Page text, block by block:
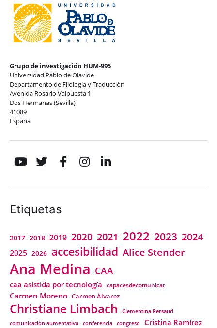
Grupo de investigación HUM-995
Universidad Pablo de Olavide
Departamento de Filología y Traducción
Avenida Rosario Valpuesta 1
Dos Hermanas (Sevilla)
41089
España
Etiquetas
2017 2018 2019 2020 2021 2022 2023 2024
2025 2026 accesibilidad Alice Stender
Ana Medina CAA
caa asistida por tecnología capacesdecomunicar
Carmen Moreno Carmen Álvarez
Christiane Limbach
Clementina Persaud
comunicación aumentativa
conferencia congreso Cristina Ramírez